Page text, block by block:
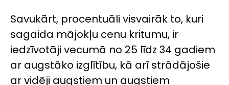
Savukārt, procentuāli visvairāk to, kuri
sagaida mājokļu cenu kritumu, ir
iedzīvotāji vecumā no 25 līdz 34 gadiem
ar augstāko izglītību, kā arī strādājošie
ar vidēji augstiem un augstiem